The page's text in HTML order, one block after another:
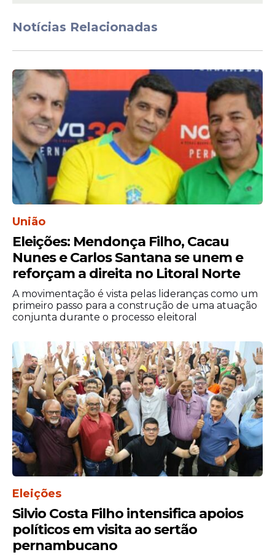
mundo", disse.
Entusiasmo semelhante demonstrou Anna
P.4.
"Foi muito importante. Participar de um
evento com a elite da comunidade
científica, ouvirpalestrasde profissionais
que são referências internacionais, é
fantástico", concluiu.
Notícias Relacionadas
União
Eleições: Mendonça Filho, Cacau
Nunes e Carlos Santana se unem e
reforçam a direita no Litoral Norte
A movimentação é vista pelas lideranças como um
primeiro passo para a construção de uma atuação
conjunta durante o processo eleitoral
Eleições
Silvio Costa Filho intensifica apoios
políticos em visita ao sertão
pernambucano